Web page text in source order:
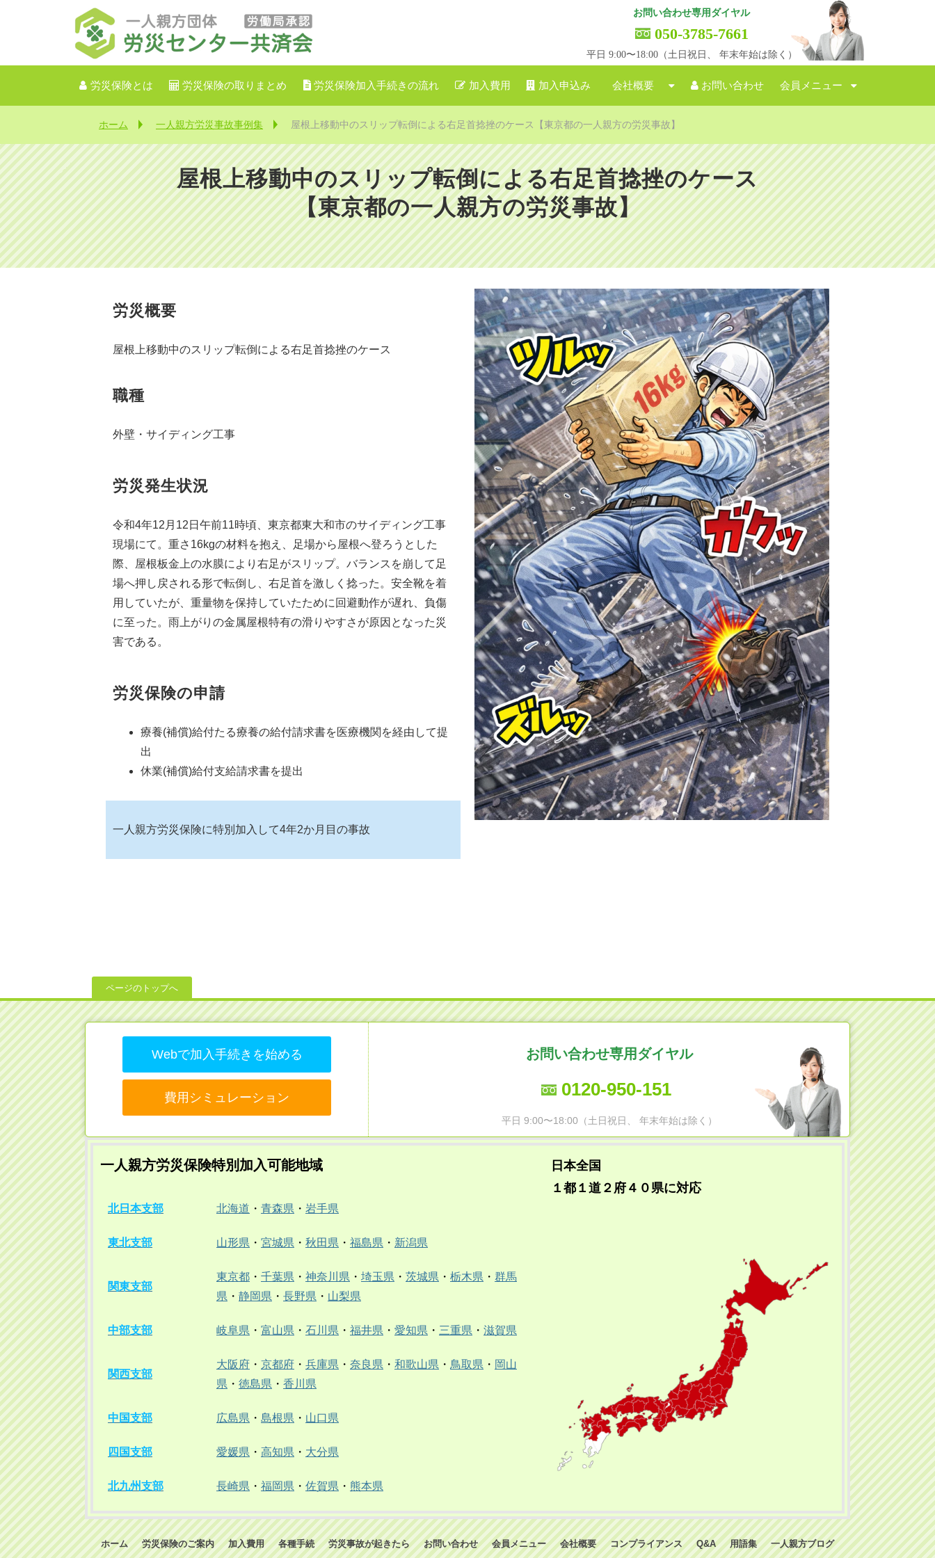
お問い合わせ専用ダイヤル
050-3785-7661
平日 9:00〜18:00（土日祝日、 年末年始は除く）
労災保険とは 労災保険の取りまとめ 労災保険加入手続きの流れ 加入費用 加入申込み 会社概要 お問い合わせ 会員メニュー
ホーム 一人親方労災事故事例集 屋根上移動中のスリップ転倒による右足首捻挫のケース【東京都の一人親方の労災事故】
屋根上移動中のスリップ転倒による右足首捻挫のケース
【東京都の一人親方の労災事故】
労災概要
屋根上移動中のスリップ転倒による右足首捻挫のケース
職種
外壁・サイディング工事
労災発生状況
令和4年12月12日午前11時頃、東京都東大和市のサイディング工事
現場にて。重さ16kgの材料を抱え、足場から屋根へ登ろうとした
際、屋根板金上の水膜により右足がスリップ。バランスを崩して足
場へ押し戻される形で転倒し、右足首を激しく捻った。安全靴を着
用していたが、重量物を保持していたために回避動作が遅れ、負傷
に至った。雨上がりの金属屋根特有の滑りやすさが原因となった災
害である。
労災保険の申請
療養(補償)給付たる療養の給付請求書を医療機関を経由して提
出
休業(補償)給付支給請求書を提出
一人親方労災保険に特別加入して4年2か月目の事故
ページのトップへ
Webで加入手続きを始める
費用シミュレーション
お問い合わせ専用ダイヤル
0120-950-151
平日 9:00〜18:00（土日祝日、 年末年始は除く）
一人親方労災保険特別加入可能地域
北日本支部 北海道 ・ 青森県 ・ 岩手県
東北支部 山形県 ・ 宮城県 ・ 秋田県 ・ 福島県 ・ 新潟県
関東支部
東京都 ・ 千葉県 ・ 神奈川県 ・ 埼玉県 ・ 茨城県 ・ 栃木県 ・ 群馬
県 ・ 静岡県 ・ 長野県 ・ 山梨県
中部支部 岐阜県 ・ 富山県 ・ 石川県 ・ 福井県 ・ 愛知県 ・ 三重県 ・ 滋賀県
関西支部
大阪府 ・ 京都府 ・ 兵庫県 ・ 奈良県 ・ 和歌山県 ・ 鳥取県 ・ 岡山
県 ・ 徳島県 ・ 香川県
中国支部 広島県 ・ 島根県 ・ 山口県
四国支部 愛媛県 ・ 高知県 ・ 大分県
北九州支部 長崎県 ・ 福岡県 ・ 佐賀県 ・ 熊本県
日本全国
１都１道２府４０県に対応
ホーム 労災保険のご案内 加入費用 各種手続 労災事故が起きたら お問い合わせ 会員メニュー 会社概要 コンプライアンス Q&A 用語集 一人親方ブログ